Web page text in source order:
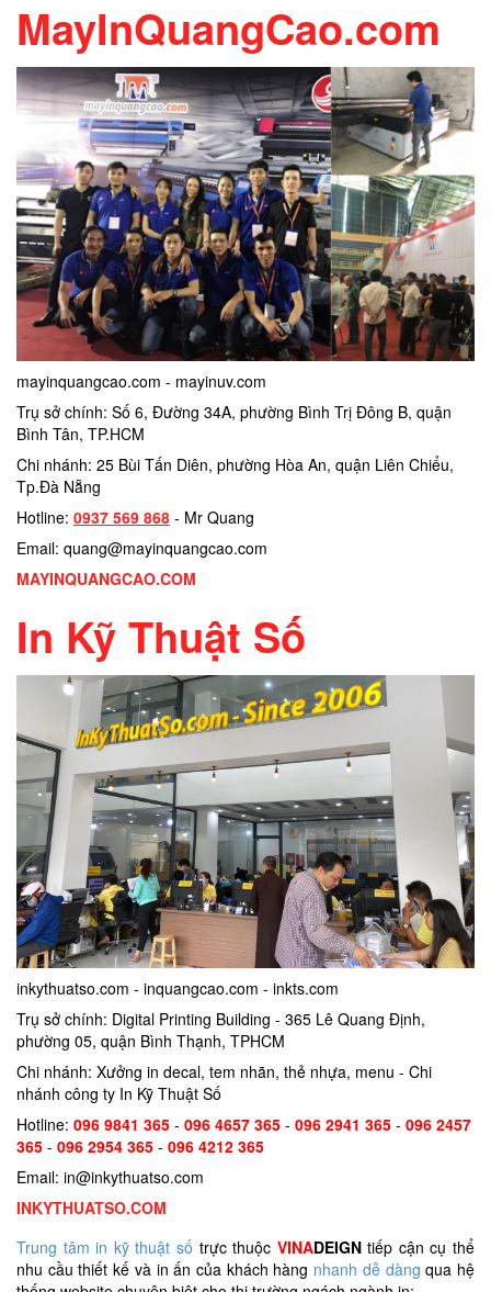
MayInQuangCao.com
mayinquangcao.com - mayinuv.com
Trụ sở chính: Số 6, Đường 34A, phường Bình Trị Đông B, quận
Bình Tân, TP.HCM
Chi nhánh: 25 Bùi Tấn Diên, phường Hòa An, quận Liên Chiểu,
Tp.Đà Nẵng
Hotline: 0937 569 868 - Mr Quang
Email: quang@mayinquangcao.com
MAYINQUANGCAO.COM
In Kỹ Thuật Số
inkythuatso.com - inquangcao.com - inkts.com
Trụ sở chính: Digital Printing Building - 365 Lê Quang Định,
phường 05, quận Bình Thạnh, TPHCM
Chi nhánh: Xưởng in decal, tem nhãn, thẻ nhựa, menu - Chi
nhánh công ty In Kỹ Thuật Số
Hotline: 096 9841 365 - 096 4657 365 - 096 2941 365 - 096 2457
365 - 096 2954 365 - 096 4212 365
Email: in@inkythuatso.com
INKYTHUATSO.COM
Trung tâm in kỹ thuật số trực thuộc VINADEIGNtiếp cận cụ thể
nhu cầu thiết kế và in ấn của khách hàng nhanh dễ dàng qua hệ